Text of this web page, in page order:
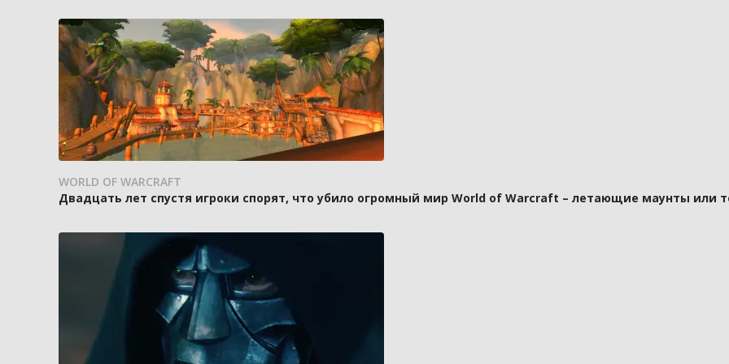
WORLD OF WARCRAFT
Двадцать лет спустя игроки спорят, что убило огромный мир World of Warcraft – летающие маунты или